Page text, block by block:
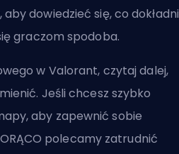
dowiedzieć się, co
graczom spodoba.
w Valorant, czytaj dalej,
Jeśli chcesz szybko
aby zapewnić sobie
polecamy zatrudnić